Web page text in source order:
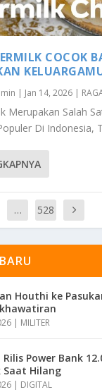
COCOK
| Jan 14, 2026 |
Merupakan Salah
Di Indonesia,
… 528
Houthi ke
| MILITER
Rilis Power Bank
Saat Hilang
| DIGITAL